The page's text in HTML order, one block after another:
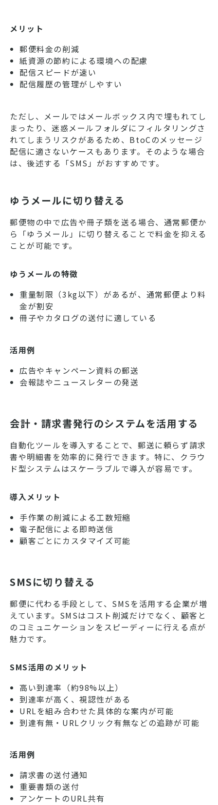
メリット
郵便料金の削減
紙資源の節約による環境への配慮
配信スピードが速い
配信履歴の管理がしやすい
ただし、メールではメールボックス内で埋もれてし
まったり、迷惑メールフォルダにフィルタリングさ
れてしまうリスクがあるため、BtoCのメッセージ
配信に適さないケースもあります。そのような場合
は、後述する「SMS」がおすすめです。
ゆうメールに切り替える
郵便物の中で広告や冊子類を送る場合、通常郵便か
ら「ゆうメール」に切り替えることで料金を抑える
ことが可能です。
ゆうメールの特徴
重量制限（3kg以下）があるが、通常郵便より料
金が割安
冊子やカタログの送付に適している
活用例
広告やキャンペーン資料の郵送
会報誌やニュースレターの発送
会計・請求書発行のシステムを活用する
自動化ツールを導入することで、郵送に頼らず請求
書や明細書を効率的に発行できます。特に、クラウ
ド型システムはスケーラブルで導入が容易です。
導入メリット
手作業の削減による工数短縮
電子配信による即時送信
顧客ごとにカスタマイズ可能
SMSに切り替える
郵便に代わる手段として、SMSを活用する企業が増
えています。SMSはコスト削減だけでなく、顧客と
のコミュニケーションをスピーディーに行える点が
魅力です。
SMS活用のメリット
高い到達率（約98%以上）
到達率が高く、視認性がある
URLを組み合わせた具体的な案内が可能
到達有無・URLクリック有無などの追跡が可能
活用例
請求書の送付通知
重要書類の送付
アンケートのURL共有